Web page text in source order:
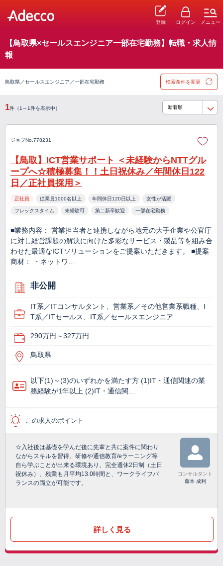
登録 ログイン メニュー
【鳥取県×セールスエンジニア一部在宅勤務】転職・求人情
報
鳥取県／セールスエンジニア／一部在宅勤務 検索条件を変更
1件（1～1件を表示中）
ジョブNo.778231
【鳥取】ICT営業サポート ＜未経験からNTTグル
ープへ☆積極募集！！土日祝休み／年間休日122
日／正社員採用＞
正社員 従業員1000名以上 年間休日120日以上 女性が活躍
フレックスタイム 未経験可 第二新卒歓迎 一部在宅勤務
■業務内容： 営業担当者と連携しながら地元の大手企業や公官庁
に対し経営課題の解決に向けた多彩なサービス・製品等を組み合
わせた最適なICTソリューションをご提案いただきます。 ■提案
商材： ・ネットワ…
非公開
IT系／ITコンサルタント、営業系／その他営業系職種、I
T系／ITセールス、IT系／セールスエンジニア
290万円～327万円
鳥取県
以下(1)～(3)のいずれかを満たす方 (1)IT・通信関連の業
務経験が1年以上 (2)IT・通信関…
この求人のポイント
☆入社後は基礎を学んだ後に先輩と共に案件に関わり
ながらスキルを習得。研修や通信教育/eラーニング等
自ら学ぶことが出来る環境あり。完全週休2日制（土日
祝休み）、残業も月平均13.0時間と、ワークライフバ
ランスの両立が可能です。
コンサルタント
藤本 成利
詳しく見る